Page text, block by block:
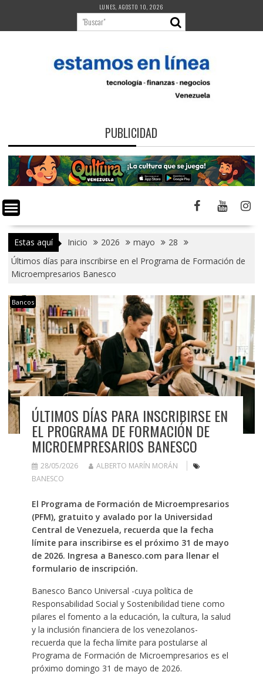
contenido
LUNES, AGOSTO 10, 2026
PUBLICIDAD
Estas aquí Inicio 2026 mayo
28
Últimos días para inscribirse en el Programa de Formación de
Microempresarios Banesco
Bancos
ÚLTIMOS DÍAS PARA INSCRIBIRSE EN
EL PROGRAMA DE FORMACIÓN DE
MICROEMPRESARIOS BANESCO
28/05/2026
ALBERTO MARÍN MORÁN
BANESCO
El Programa de Formación de Microempresarios
(PFM), gratuito y avalado por la Universidad
Central de Venezuela, recuerda que la fecha
límite para inscribirse es el próximo 31 de mayo
de 2026. Ingresa a Banesco.com para llenar el
formulario de inscripción.
Banesco Banco Universal -cuya política de
Responsabilidad Social y Sostenibilidad tiene como
pilares el fomento a la educación, la cultura, la salud
y la inclusión financiera de los venezolanos-
recuerda que la fecha límite para postularse al
Programa de Formación de Microempresarios es el
próximo domingo 31 de mayo de 2026.